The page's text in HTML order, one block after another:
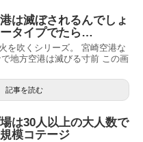
は滅ぼされるんでしょ
タイプでたら…
を吹くシリーズ。 宮崎空港な
地方空港は滅びる寸前 この画
記事を読む
は30人以上の大人数で
模コテージ